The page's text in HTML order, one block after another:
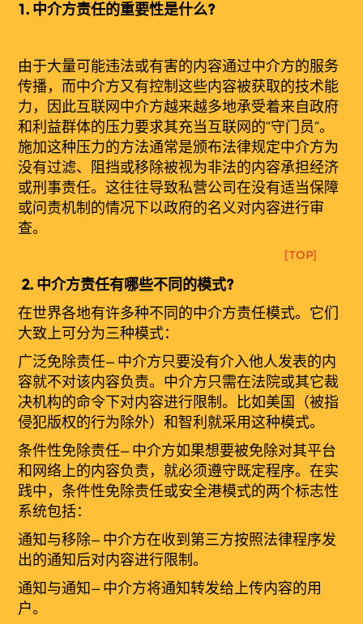
1. 中介方责任的重要性是什么?
由于大量可能违法或有害的内容通过中介方的服务
传播，而中介方又有控制这些内容被获取的技术能
力，因此互联网中介方越来越多地承受着来自政府
和利益群体的压力要求其充当互联网的“守门员”。
施加这种压力的方法通常是颁布法律规定中介方为
没有过滤、阻挡或移除被视为非法的内容承担经济
或刑事责任。这往往导致私营公司在没有适当保障
或问责机制的情况下以政府的名义对内容进行审
查。
[TOP]
2. 中介方责任有哪些不同的模式?
在世界各地有许多种不同的中介方责任模式。它们
大致上可分为三种模式：
广泛免除责任— 中介方只要没有介入他人发表的内
容就不对该内容负责。中介方只需在法院或其它裁
决机构的命令下对内容进行限制。比如美国（被指
侵犯版权的行为除外）和智利就采用这种模式。
条件性免除责任— 中介方如果想要被免除对其平台
和网络上的内容负责，就必须遵守既定程序。在实
践中，条件性免除责任或安全港模式的两个标志性
系统包括：
通知与移除— 中介方在收到第三方按照法律程序发
出的通知后对内容进行限制。
通知与通知— 中介方将通知转发给上传内容的用
户。